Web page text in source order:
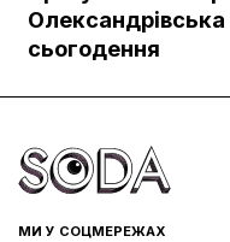
Документи
сьогодення
МИ У СОЦМЕРЕЖАХ